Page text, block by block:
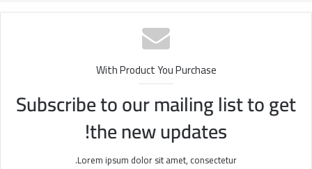
الوي
ب
With Product You Purchase
Subscribe to our mailing list to get
the new updates!
Lorem ipsum dolor sit amet, consectetur.